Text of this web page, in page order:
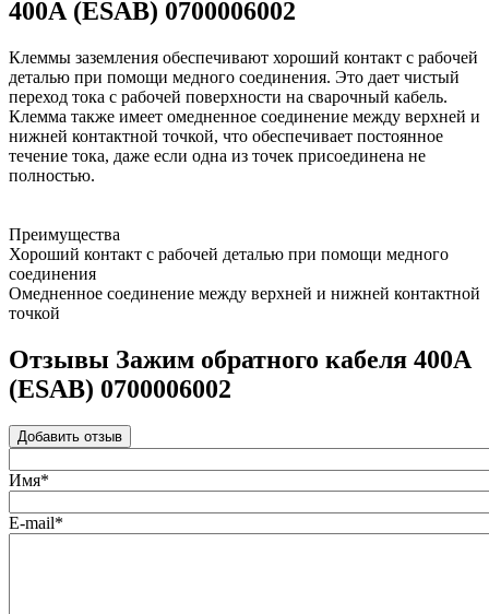
400А (ESAB) 0700006002
Клеммы заземления обеспечивают хороший контакт с рабочей
деталью при помощи медного соединения. Это дает чистый
переход тока с рабочей поверхности на сварочный кабель.
Клемма также имеет омедненное соединение между верхней и
нижней контактной точкой, что обеспечивает постоянное
течение тока, даже если одна из точек присоединена не
полностью.
Преимущества
Хороший контакт с рабочей деталью при помощи медного
соединения
Омедненное соединение между верхней и нижней контактной
точкой
Отзывы Зажим обратного кабеля 400А
(ESAB) 0700006002
Добавить отзыв
Имя*
E-mail*